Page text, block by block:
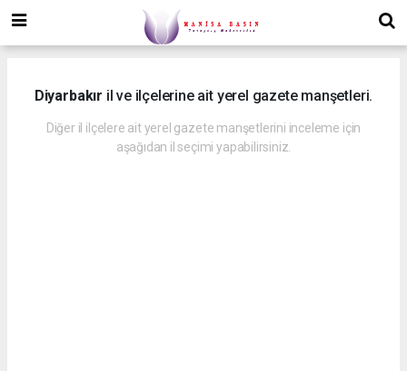
Diyarbakır il ve ilçelerine ait yerel gazete manşetleri.
Diğer il ilçelere ait yerel gazete manşetlerini inceleme için
aşağıdan il seçimi yapabilirsiniz.